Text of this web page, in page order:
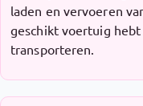
laden en vervoeren
geschikt voertuig
transporteren.